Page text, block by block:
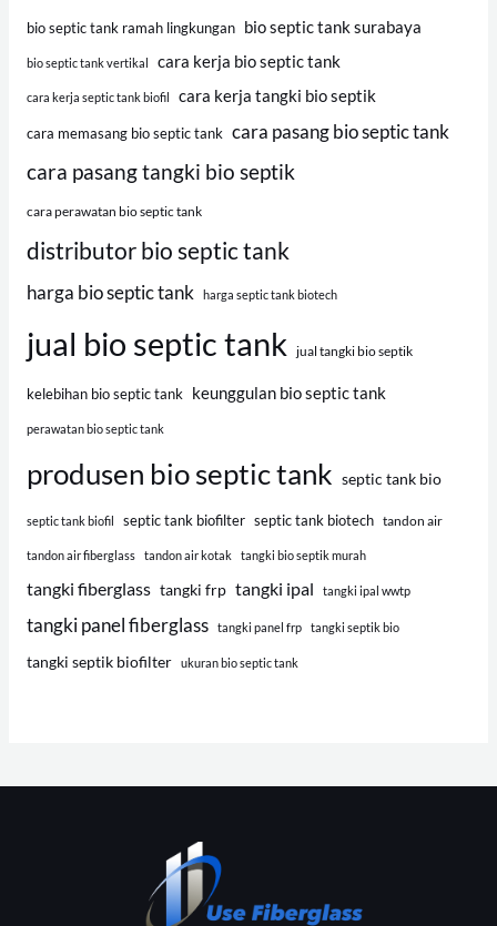
bio septic tank ramah lingkungan bio septic tank surabaya
bio septic tank vertikal cara kerja bio septic tank
cara kerja septic tank biofil cara kerja tangki bio septik
cara memasang bio septic tank cara pasang bio septic tank
cara pasang tangki bio septik
cara perawatan bio septic tank
distributor bio septic tank
harga bio septic tank harga septic tank biotech
jual bio septic tank jual tangki bio septik
kelebihan bio septic tank keunggulan bio septic tank
perawatan bio septic tank
produsen bio septic tank septic tank bio
septic tank biofil septic tank biofilter septic tank biotech tandon air
tandon air fiberglass tandon air kotak tangki bio septik murah
tangki fiberglass tangki frp tangki ipal tangki ipal wwtp
tangki panel fiberglass tangki panel frp tangki septik bio
tangki septik biofilter ukuran bio septic tank